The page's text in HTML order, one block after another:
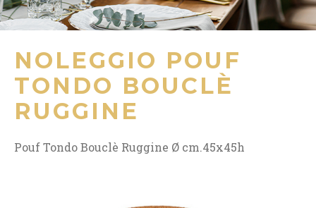
NOLEGGIO POUF
TONDO BOUCLÈ
RUGGINE
Pouf Tondo Bouclè Ruggine Ø cm.45x45h